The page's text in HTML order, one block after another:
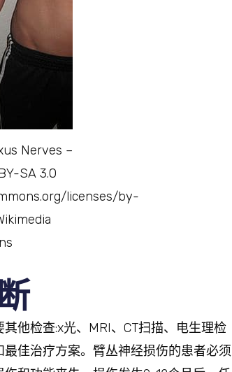
Nerves –
SA 3.0
licenses/by-
他检查:x光、MRI、CT扫描、电生理检
佳治疗方案。臂丛神经损伤的患者必须